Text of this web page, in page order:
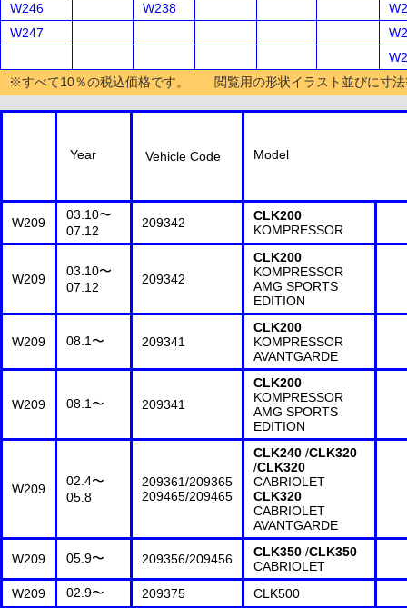
W246 W238
W247
※すべて10％の税込価格です。 閲覧用の形状イラスト並びに寸法
Year Vehicle Code Model
W209
03.10〜
07.12
209342
CLK200
KOMPRESSOR
W209
03.10〜
07.12
209342
CLK200
KOMPRESSOR
AMG SPORTS
EDITION
W209 08.1〜 209341
CLK200
KOMPRESSOR
AVANTGARDE
W209 08.1〜 209341
CLK200
KOMPRESSOR
AMG SPORTS
EDITION
W209
02.4〜
05.8
209361/209365
209465/209465
CLK240 /CLK320
/CLK320
CABRIOLET
CLK320
CABRIOLET
AVANTGARDE
W209 05.9〜 209356/209456 CLK350 /CLK350
CABRIOLET
W209
02.9〜 209375 CLK500